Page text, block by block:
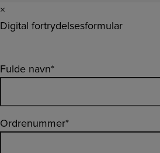
×
Digital fortrydelsesformular
Fulde navn*
Ordrenummer*